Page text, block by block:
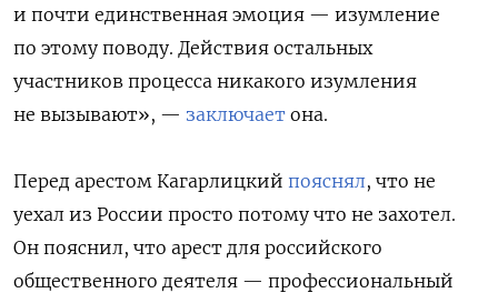
и почти единственная эмоция — изумление
по этому поводу. Действия остальных
участников процесса никакого изумления
не вызывают», — заключает она.
Перед арестом Кагарлицкий пояснял, что не
уехал из России просто потому что не захотел.
Он пояснил, что арест для российского
общественного деятеля — профессиональный